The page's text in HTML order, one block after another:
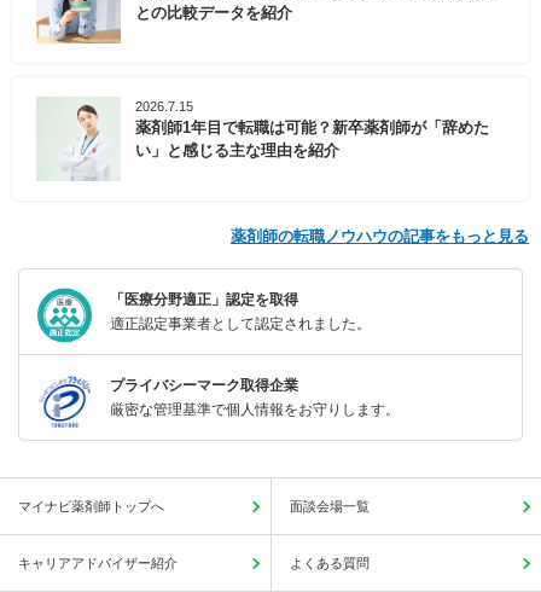
との比較データを紹介
2026.7.15
薬剤師1年目で転職は可能？新卒薬剤師が「辞めた
い」と感じる主な理由を紹介
薬剤師の転職ノウハウの記事をもっと見る
「医療分野適正」認定を取得
適正認定事業者として認定されました。
プライバシーマーク取得企業
厳密な管理基準で個人情報をお守りします。
マイナビ薬剤師トップへ 面談会場一覧
キャリアアドバイザー紹介 よくある質問